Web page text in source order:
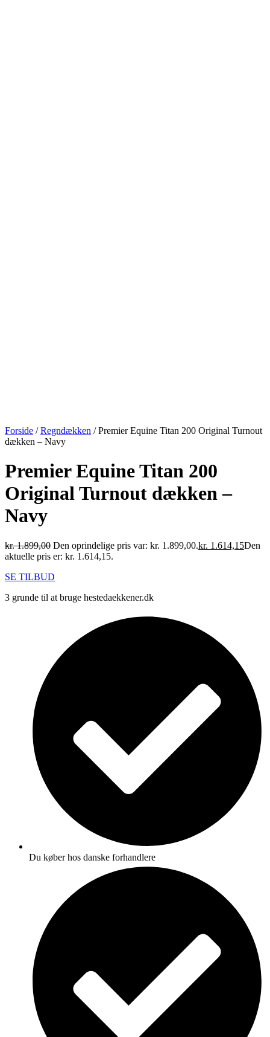
Forside /Regndækken / Premier Equine Titan 200 Original Turnout
dækken – Navy
Premier Equine Titan 200
Original Turnout dækken –
Navy
kr.1.899,00 Den oprindelige pris var: kr. 1.899,00.kr. 1.614,15Den
aktuelle pris er: kr. 1.614,15.
SE TILBUD
3 grunde til at bruge hestedaekkener.dk
Du køber hos danske forhandlere